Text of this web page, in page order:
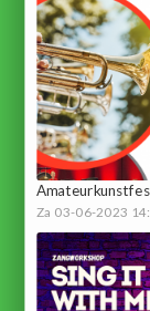
Za 03-06-2023